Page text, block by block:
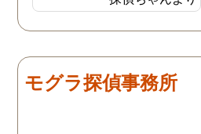
外で男と密会しているので
はないかと思い始めまし
な男と会っているのかを調
べてもらいました。１週間
モグラ探偵事務所